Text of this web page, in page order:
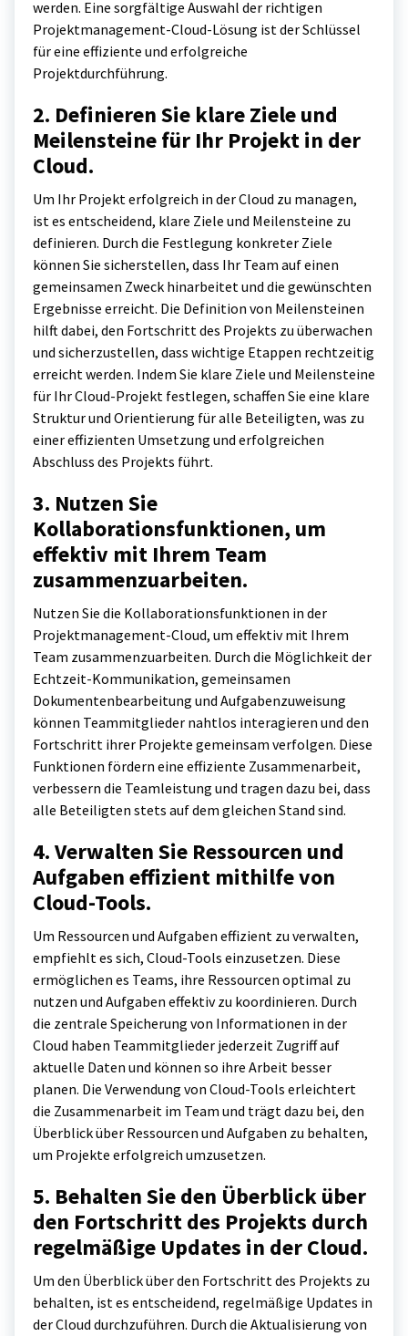
werden. Eine sorgfältige Auswahl der richtigen
Projektmanagement-Cloud-Lösung ist der Schlüssel
für eine effiziente und erfolgreiche
Projektdurchführung.
2. Definieren Sie klare Ziele und
Meilensteine für Ihr Projekt in der
Cloud.
Um Ihr Projekt erfolgreich in der Cloud zu managen,
ist es entscheidend, klare Ziele und Meilensteine zu
definieren. Durch die Festlegung konkreter Ziele
können Sie sicherstellen, dass Ihr Team auf einen
gemeinsamen Zweck hinarbeitet und die gewünschten
Ergebnisse erreicht. Die Definition von Meilensteinen
hilft dabei, den Fortschritt des Projekts zu überwachen
und sicherzustellen, dass wichtige Etappen rechtzeitig
erreicht werden. Indem Sie klare Ziele und Meilensteine
für Ihr Cloud-Projekt festlegen, schaffen Sie eine klare
Struktur und Orientierung für alle Beteiligten, was zu
einer effizienten Umsetzung und erfolgreichen
Abschluss des Projekts führt.
3. Nutzen Sie
Kollaborationsfunktionen, um
effektiv mit Ihrem Team
zusammenzuarbeiten.
Nutzen Sie die Kollaborationsfunktionen in der
Projektmanagement-Cloud, um effektiv mit Ihrem
Team zusammenzuarbeiten. Durch die Möglichkeit der
Echtzeit-Kommunikation, gemeinsamen
Dokumentenbearbeitung und Aufgabenzuweisung
können Teammitglieder nahtlos interagieren und den
Fortschritt ihrer Projekte gemeinsam verfolgen. Diese
Funktionen fördern eine effiziente Zusammenarbeit,
verbessern die Teamleistung und tragen dazu bei, dass
alle Beteiligten stets auf dem gleichen Stand sind.
4. Verwalten Sie Ressourcen und
Aufgaben effizient mithilfe von
Cloud-Tools.
Um Ressourcen und Aufgaben effizient zu verwalten,
empfiehlt es sich, Cloud-Tools einzusetzen. Diese
ermöglichen es Teams, ihre Ressourcen optimal zu
nutzen und Aufgaben effektiv zu koordinieren. Durch
die zentrale Speicherung von Informationen in der
Cloud haben Teammitglieder jederzeit Zugriff auf
aktuelle Daten und können so ihre Arbeit besser
planen. Die Verwendung von Cloud-Tools erleichtert
die Zusammenarbeit im Team und trägt dazu bei, den
Überblick über Ressourcen und Aufgaben zu behalten,
um Projekte erfolgreich umzusetzen.
5. Behalten Sie den Überblick über
den Fortschritt des Projekts durch
regelmäßige Updates in der Cloud.
Um den Überblick über den Fortschritt des Projekts zu
behalten, ist es entscheidend, regelmäßige Updates in
der Cloud durchzuführen. Durch die Aktualisierung von